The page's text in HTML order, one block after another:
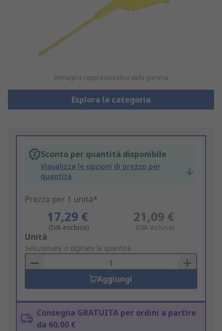
Immagine rappresentativa della gamma
Esplora la categoria
Sconto per quantità disponibile
Visualizza le opzioni di prezzo per
quantità
Prezzo per 1 unità*
17,29 €
(IVA esclusa)
21,09 €
(IVA inclusa)
Add
to
Basket
Unità
Selezionare o digitare la quantità
Aggiungi
Consegna GRATUITA per ordini a partire
da 60,00 €